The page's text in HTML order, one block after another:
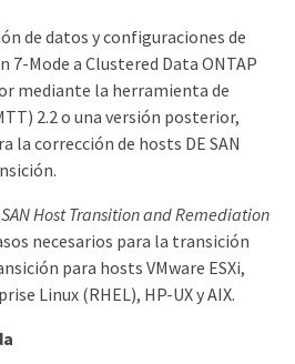
de datos y configuraciones de
7-Mode a Clustered Data ONTAP
mediante la herramienta de
2.2 o una versión posterior,
la corrección de hosts DE SAN
Host Transition and Remediation
necesarios para la transición
para hosts VMware ESXi,
Linux (RHEL), HP-UX y AIX.